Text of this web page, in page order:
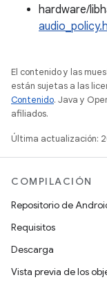
hardware/
audio_policy.h
El contenido y las
están sujetas a las
Contenido. Java y
afiliados.
Última actualización:
COMPILACIÓN
Repositorio de
Requisitos
Descarga
Vista previa de los